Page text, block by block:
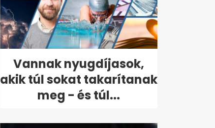
Vannak nyugdíjasok,
akik túl sokat takarítanak
meg - és túl...